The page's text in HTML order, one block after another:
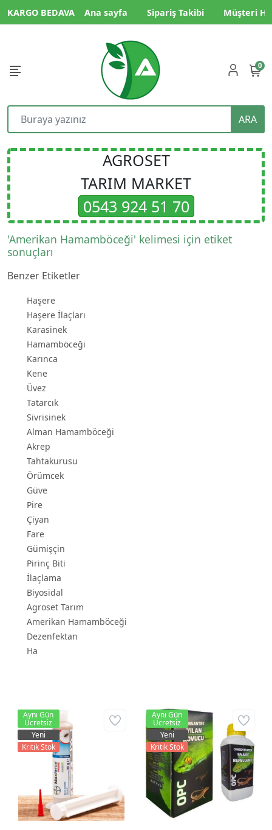
KARGO BEDAVA Ana sayfa Sipariş Takibi Müşteri
ARA
0
AGROSET
TARIM MARKET
0543 924 51 70
'Amerikan Hamamböceği' kelimesi için etiket
sonuçları
Benzer Etiketler
Haşere
Haşere İlaçları
Karasinek
Hamamböceği
Karınca
Kene
Üvez
Tatarcık
Sivrisinek
Alman Hamamböceği
Akrep
Tahtakurusu
Örümcek
Güve
Pire
Çiyan
Fare
Gümişçin
Pirinç Biti
İlaçlama
Biyosidal
Agroset Tarım
Amerikan Hamamböceği
Dezenfektan
Ha
Aynı Gün
Ücretsiz
Yeni
Kritik Stok
Aynı Gün
Ücretsiz
Yeni
Kritik Stok